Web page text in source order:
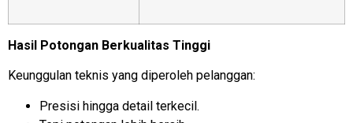
Hasil Potongan Berkualitas Tinggi
Keunggulan teknis yang diperoleh pelanggan:
Presisi hingga detail terkecil.